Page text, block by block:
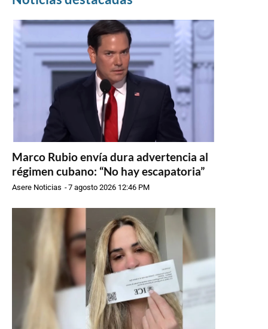
Marco Rubio envía dura advertencia al
régimen cubano: “No hay escapatoria”
Asere Noticias -7 agosto 2026 12:46 PM